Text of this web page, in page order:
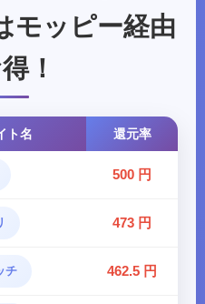
モッピー経由
！
ト名 還元率
500 円
473 円
チ 462.5 円